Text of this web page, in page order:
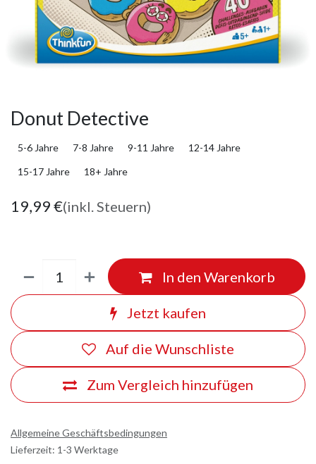
Donut Detective
5-6 Jahre 7-8 Jahre 9-11 Jahre
12-14 Jahre
15-17 Jahre
18+ Jahre
19,99€(inkl. Steuern)
In den Warenkorb
Jetzt kaufen
Zum Vergleich hinzufügen
Auf die Wunschliste
Allgemeine Geschäftsbedingungen
Lieferzeit: 1-3 Werktage